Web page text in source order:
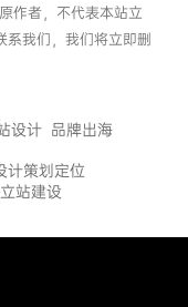
作者，不代表本站立
系我们，我们将立即删
设计 品牌出海
计策划定位
站建设